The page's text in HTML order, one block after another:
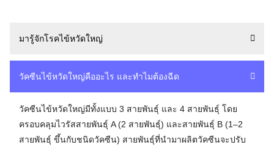
มารู้จักโรคไข้หวัดใหญ่
วัคซีนไข้หวัดใหญ่คืออะไร และทำไมต้องฉีด
วัคซีนไข้หวัดใหญ่มีทั้งแบบ 3 สายพันธุ์ และ 4 สายพันธุ์ โดย
ครอบคลุมไวรัสสายพันธุ์ A (2 สายพันธุ์) และสายพันธุ์ B (1–2
สายพันธุ์ ขึ้นกับชนิดวัคซีน) สายพันธุ์ที่นำมาผลิตวัคซีนจะปรับ